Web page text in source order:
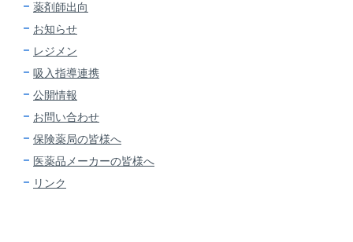
薬剤師出向
お知らせ
レジメン
吸入指導連携
公開情報
お問い合わせ
保険薬局の皆様へ
医薬品メーカーの皆様へ
リンク